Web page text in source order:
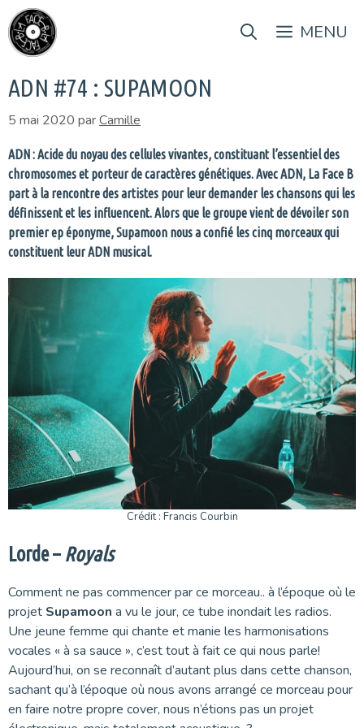
Aller
au
contenu
MENU
ADN #74 : SUPAMOON
5 mai 2020 parCamille
ADN : Acide du noyau des cellules vivantes, constituant l’essentiel des
chromosomes et porteur de caractères génétiques. Avec ADN, La Face B
part à la rencontre des artistes pour leur demander les chansons qui les
définissent et les influencent. Alors que le groupe vient de dévoiler son
premier ep éponyme, Supamoon nous a confié les cinq morceaux qui
constituent leur ADN musical.
Crédit : Francis Courbin
Lorde – Royals
Comment ne pas commencer par ce morceau.. à l’époque où le
projet Supamoon a vu le jour, ce tube inondait les radios.
Une jeune femme qui chante et manie les harmonisations
vocales « à sa sauce », c’est tout à fait ce qui nous parle!
Aujourd’hui, on se reconnaît d’autant plus dans cette chanson,
sachant qu’à l’époque où nous avons arrangé ce morceau pour
en faire notre propre cover, nous n’étions pas un projet